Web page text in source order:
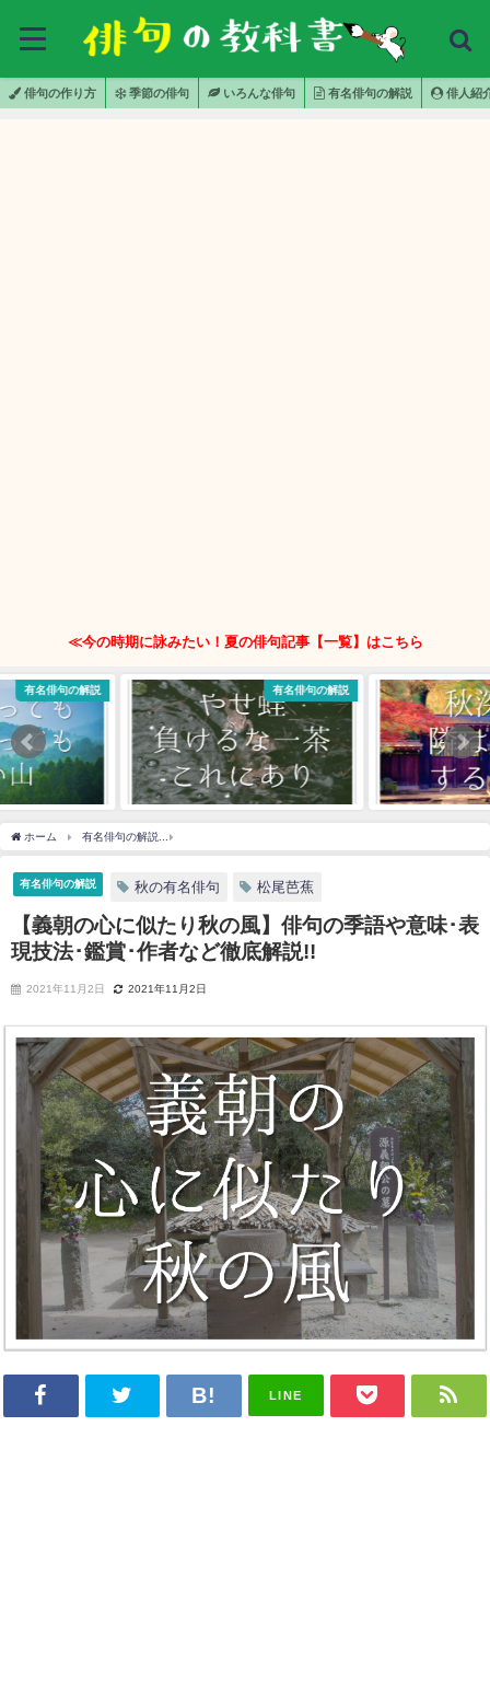
俳句の作り方 季節の俳句 いろんな俳句 有名俳句の解説 俳人紹
≪今の時期に詠みたい！夏の俳句記事【一覧】はこちら
有名俳句の解説 有名俳句の解説
ホーム 有名俳句の解説
有名俳句の解説 秋の有名俳句 松尾芭蕉
【義朝の心に似たり秋の風】俳句の季語や意味･表
現技法･鑑賞･作者など徹底解説!!
2021年11月2日 2021年11月2日
LINE